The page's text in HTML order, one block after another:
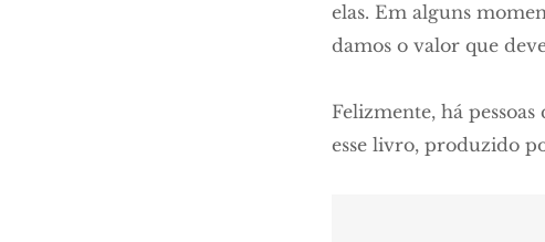
elas. Em alguns
damos o valor que
Felizmente, há
esse livro, produzido